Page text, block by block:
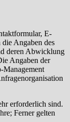
E-
Angaben des
deren Abwicklung
Angaben der
Management
erforderlich sind.
Ferner gelten